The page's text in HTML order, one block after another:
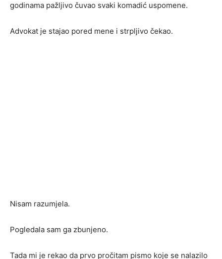
godinama pažljivo čuvao svaki komadić uspomene.
Advokat je stajao pored mene i strpljivo čekao.
Nisam razumjela.
Pogledala sam ga zbunjeno.
Tada mi je rekao da prvo pročitam pismo koje se nalazilo